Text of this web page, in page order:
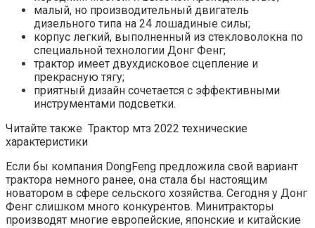
малый, но производительный двигатель
дизельного типа на 24 лошадиные силы;
корпус легкий, выполненный из стекловолокна по
специальной технологии Донг Фенг;
трактор имеет двухдисковое сцепление и
прекрасную тягу;
приятный дизайн сочетается с эффективными
инструментами подсветки.
Читайте также Трактор мтз 2022 технические
характеристики
Если бы компания DongFeng предложила свой вариант
трактора немного ранее, она стала бы настоящим
новатором в сфере сельского хозяйства. Сегодня у Донг
Фенг слишком много конкурентов. Минитракторы
производят многие европейские, японские и китайские